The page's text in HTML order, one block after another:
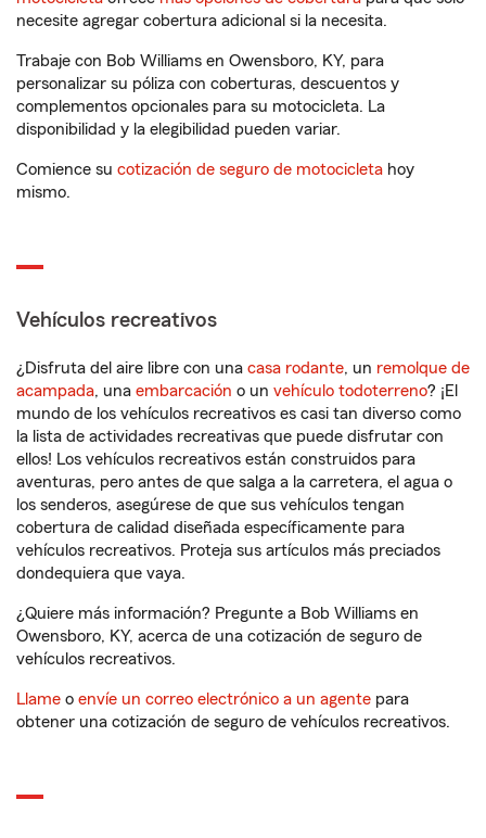
necesite agregar cobertura adicional si la necesita.
Trabaje con Bob Williams en Owensboro, KY, para
personalizar su póliza con coberturas, descuentos y
complementos opcionales para su motocicleta. La
disponibilidad y la elegibilidad pueden variar.
Comience su cotización de seguro de motocicleta hoy
mismo.
Vehículos recreativos
¿Disfruta del aire libre con una casa rodante, un remolque de
acampada, una embarcación o un vehículo todoterreno? ¡El
mundo de los vehículos recreativos es casi tan diverso como
la lista de actividades recreativas que puede disfrutar con
ellos! Los vehículos recreativos están construidos para
aventuras, pero antes de que salga a la carretera, el agua o
los senderos, asegúrese de que sus vehículos tengan
cobertura de calidad diseñada específicamente para
vehículos recreativos. Proteja sus artículos más preciados
dondequiera que vaya.
¿Quiere más información? Pregunte a Bob Williams en
Owensboro, KY, acerca de una cotización de seguro de
vehículos recreativos.
Llame o envíe un correo electrónico a un agente para
obtener una cotización de seguro de vehículos recreativos.